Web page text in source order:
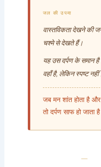
जल की उपमा
वास्तविकता देखने की
चश्मे से देखते हैं।
यह उस दर्पण के समान है
वहाँ है, लेकिन स्पष्ट
जब मन शांत होता है और
तो दर्पण साफ हो
—